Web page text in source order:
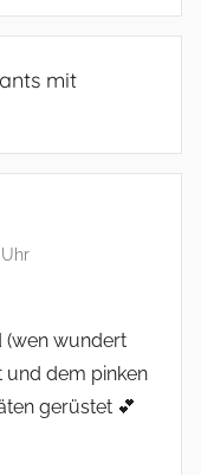
mit
(wen wundert
und dem pinken
gerüstet 💕